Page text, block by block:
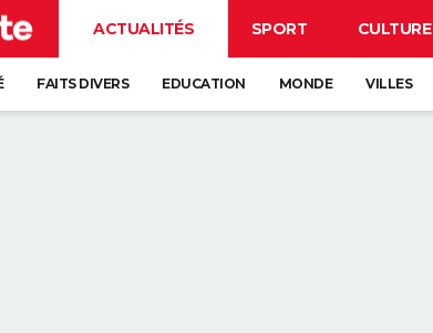
ACTUALITÉS SPORT CULTURE
FAITS DIVERS EDUCATION MONDE VILLES